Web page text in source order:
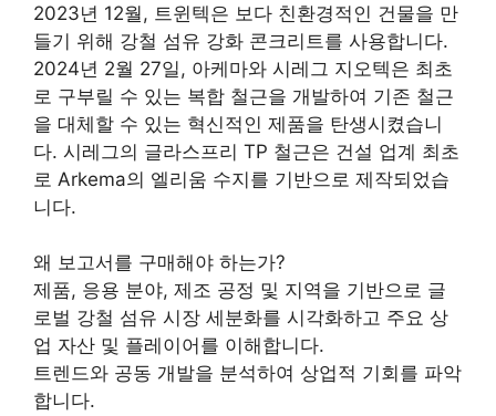
2023년 12월, 트윈텍은 보다 친환경적인 건물을 만
들기 위해 강철 섬유 강화 콘크리트를 사용합니다.
2024년 2월 27일, 아케마와 시레그 지오텍은 최초
로 구부릴 수 있는 복합 철근을 개발하여 기존 철근
을 대체할 수 있는 혁신적인 제품을 탄생시켰습니
다. 시레그의 글라스프리 TP 철근은 건설 업계 최초
로 Arkema의 엘리움 수지를 기반으로 제작되었습
니다.
왜 보고서를 구매해야 하는가?
제품, 응용 분야, 제조 공정 및 지역을 기반으로 글
로벌 강철 섬유 시장 세분화를 시각화하고 주요 상
업 자산 및 플레이어를 이해합니다.
트렌드와 공동 개발을 분석하여 상업적 기회를 파악
합니다.